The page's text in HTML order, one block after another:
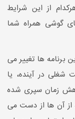
از این شرایط
گوشی همراه شما
برنامه ها تغییر می
شغلی در آینده، یا
زمان سپری شده
از آن ها از دست می